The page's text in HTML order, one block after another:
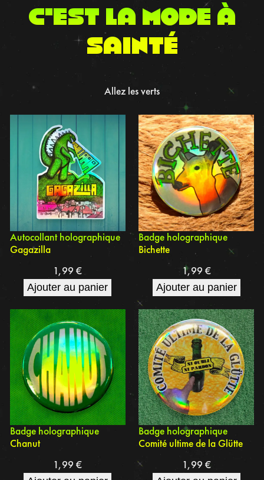
C’est la mode à
sainté
Allez les verts
Autocollant holographique
Gagazilla
1,99€
Ajouter au panier
Badge holographique
Bichette
1,99 €
Ajouter au panier
Badge holographique
Chanut
1,99€
Badge holographique
Comité ultime de la Glütte
1,99 €